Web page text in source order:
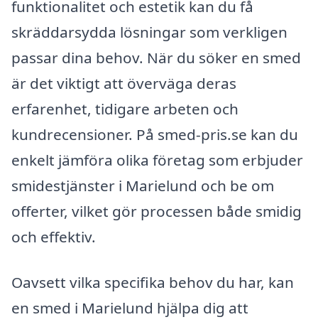
funktionalitet och estetik kan du få
skräddarsydda lösningar som verkligen
passar dina behov. När du söker en smed
är det viktigt att överväga deras
erfarenhet, tidigare arbeten och
kundrecensioner. På smed-pris.se kan du
enkelt jämföra olika företag som erbjuder
smidestjänster i Marielund och be om
offerter, vilket gör processen både smidig
och effektiv.
Oavsett vilka specifika behov du har, kan
en smed i Marielund hjälpa dig att